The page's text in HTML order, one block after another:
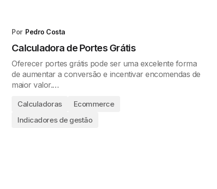
Por Pedro Costa
Calculadora de Portes Grátis
Oferecer portes grátis pode ser uma excelente forma
de aumentar a conversão e incentivar encomendas de
maior valor.…
Calculadoras
Ecommerce
Indicadores de gestão